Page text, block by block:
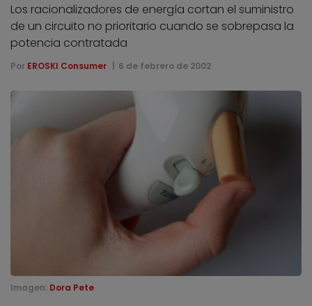
Los racionalizadores de energía cortan el suministro
de un circuito no prioritario cuando se sobrepasa la
potencia contratada
Por EROSKI Consumer 6 de febrero de 2002
Imagen: Dora Pete